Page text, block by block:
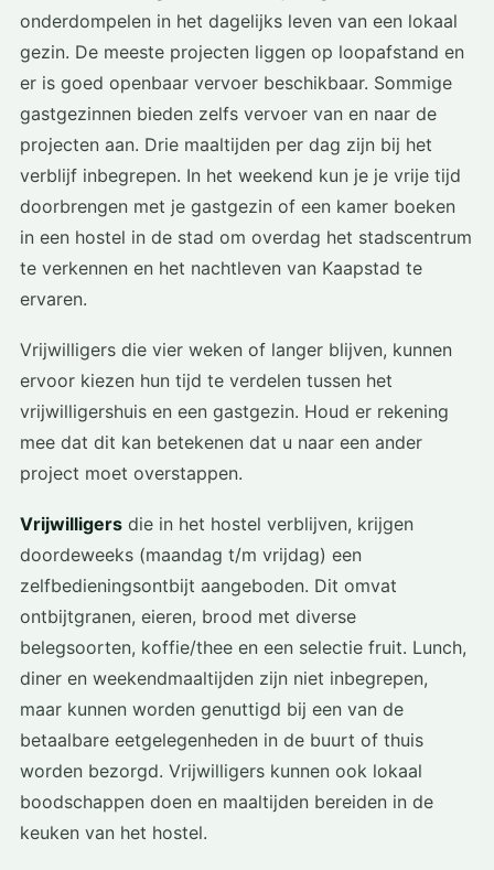
onderdompelen in het dagelijks leven van een lokaal
gezin. De meeste projecten liggen op loopafstand en
er is goed openbaar vervoer beschikbaar. Sommige
gastgezinnen bieden zelfs vervoer van en naar de
projecten aan. Drie maaltijden per dag zijn bij het
verblijf inbegrepen. In het weekend kun je je vrije tijd
doorbrengen met je gastgezin of een kamer boeken
in een hostel in de stad om overdag het stadscentrum
te verkennen en het nachtleven van Kaapstad te
ervaren.
Vrijwilligers die vier weken of langer blijven, kunnen
ervoor kiezen hun tijd te verdelen tussen het
vrijwilligershuis en een gastgezin. Houd er rekening
mee dat dit kan betekenen dat u naar een ander
project moet overstappen.
Vrijwilligers die in het hostel verblijven, krijgen
doordeweeks (maandag t/m vrijdag) een
zelfbedieningsontbijt aangeboden. Dit omvat
ontbijtgranen, eieren, brood met diverse
belegsoorten, koffie/thee en een selectie fruit. Lunch,
diner en weekendmaaltijden zijn niet inbegrepen,
maar kunnen worden genuttigd bij een van de
betaalbare eetgelegenheden in de buurt of thuis
worden bezorgd. Vrijwilligers kunnen ook lokaal
boodschappen doen en maaltijden bereiden in de
keuken van het hostel.